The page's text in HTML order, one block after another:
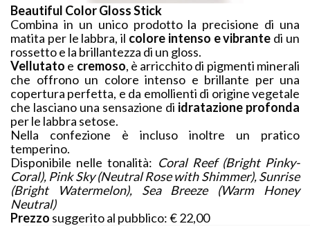
Beautiful Color Gloss Stick
Combina in un unico prodotto la precisione di una
matita per le labbra, il colore intenso e vibrante di un
rossetto e la brillantezza di un gloss.
Vellutato e cremoso, è arricchito di pigmenti minerali
che offrono un colore intenso e brillante per una
copertura perfetta, e da emollienti di origine vegetale
che lasciano una sensazione di idratazione profonda
per le labbra setose.
Nella confezione è incluso inoltre un pratico
temperino.
Disponibile nelle tonalità: Coral Reef (Bright Pinky-
Coral), Pink Sky (Neutral Rose with Shimmer), Sunrise
(Bright Watermelon), Sea Breeze (Warm Honey
Neutral)
Prezzo suggerito al pubblico: € 22,00